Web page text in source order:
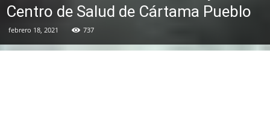
Centro de Salud de Cártama Pueblo
febrero 18, 2021 737